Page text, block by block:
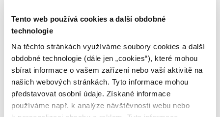
Tento web používá cookies a další obdobné
technologie
Na těchto stránkách využíváme soubory cookies a další
obdobné technologie (dále jen „cookies“), které mohou
sbírat informace o vašem zařízení nebo vaší aktivitě na
našich webových stránkách. Tyto informace mohou
představovat osobní údaje. Získané informace
používáme např. k analýze návštěvnosti webu nebo
Autorskoprávní ochrana internetových stránek
informuje o právech spojených s provozováním těchto
webových stránek.
V dokumentu
Zásady používání webu a ochrana osobních